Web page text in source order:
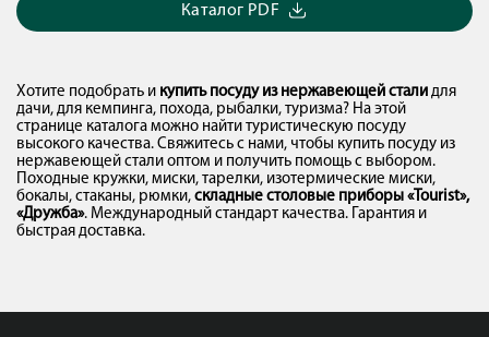
Каталог PDF
Хотите подобрать и купить посуду из нержавеющей стали для
дачи, для кемпинга, похода, рыбалки, туризма? На этой
странице каталога можно найти туристическую посуду
высокого качества. Свяжитесь с нами, чтобы купить посуду из
нержавеющей стали оптом и получить помощь с выбором.
Походные кружки, миски, тарелки, изотермические миски,
бокалы, стаканы, рюмки, складные столовые приборы «Tourist»,
«Дружба». Международный стандарт качества. Гарантия и
быстрая доставка.